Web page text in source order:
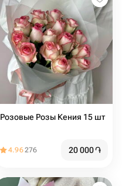
Розовые Розы Кения 15 шт
4.96276 20 000֏